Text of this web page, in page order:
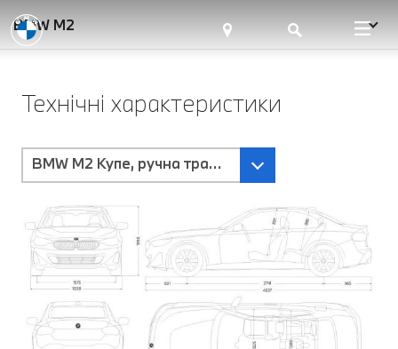
BMW M2
Технічні характеристики
BMW M2 Купе, ручна трансмісія